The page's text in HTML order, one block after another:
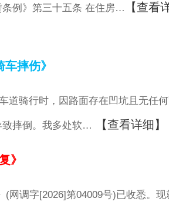
条例》第三十五条 在住房…
【查看
摔伤》
道骑行时，因路面存在凹坑且无任
致摔倒。我多处软… 【查看详细】
》
网调字[2026]第04009号)已收悉。现